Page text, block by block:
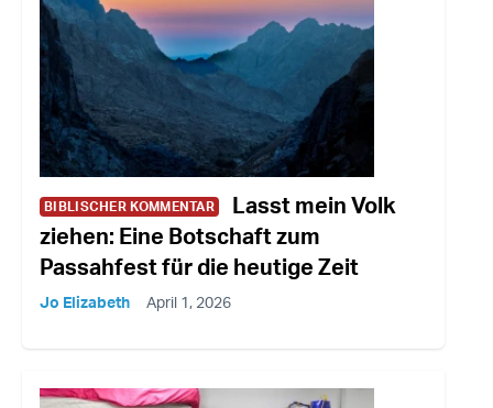
BIBLISCHER KOMMENTAR
Lasst mein Volk
ziehen: Eine Botschaft zum
Passahfest für die heutige Zeit
Jo Elizabeth April 1, 2026